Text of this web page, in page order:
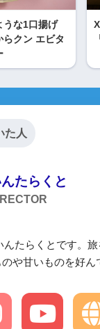
うな1口揚げ
クン エビタ
た人
たらくと
んたらくとです。
や甘いものを好ん